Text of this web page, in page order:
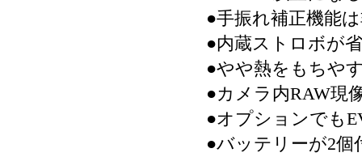
●手振れ補正機能
●内蔵ストロボが
●やや熱をもちや
●カメラ内RAW現
●オプションでも
●バッテリーが2